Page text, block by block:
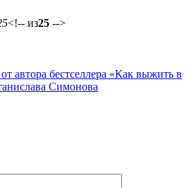
<!-- из25 -->
автора бестселлера «Как выжить в
Симонова